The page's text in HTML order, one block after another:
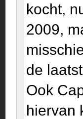
kocht,
2009,
de
Ook
hiervan